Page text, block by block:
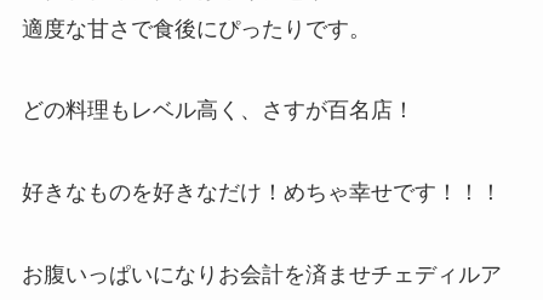
適度な甘さで食後にぴったりです。
どの料理もレベル高く、さすが百名店！
好きなものを好きなだけ！めちゃ幸せです！！！
お腹いっぱいになりお会計を済ませチェディルア